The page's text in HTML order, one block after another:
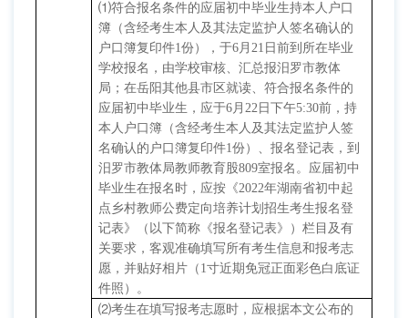
⑴符合报名条件的应届初中毕业生持本人户口
簿（含经考生本人及其法定监护人签名确认的
户口簿复印件1份），于6月21 日前到所在毕业
学校报名，由学校审核、汇总报汨罗市教体
局；在岳阳其他县市区就读、符合报名条件的
应届初中毕业生，应于6月22 日下午5:30前，持
本人户口簿（含经考生本人及其法定监护人签
名确认的户口簿复印件1份）、报名登记表，到
汨罗市教体局教师教育股809室报名。应届初中
毕业生在报名时，应按《2022年湖南省初中起
点乡村教师公费定向培养计划招生考生报名登
记表》（以下简称《报名登记表》）栏目及有
关要求，客观准确填写所有考生信息和报考志
愿，并贴好相片（ 1寸近期免冠正面彩色白底证
件照）。
⑵考生在填写报考志愿时，应根据本文公布的